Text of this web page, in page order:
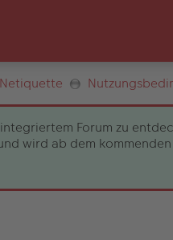
Netiquette
Forum zu
wird ab dem